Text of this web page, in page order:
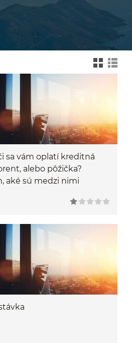
sa vám oplatí kreditná
alebo pôžička?
aké sú medzi nimi